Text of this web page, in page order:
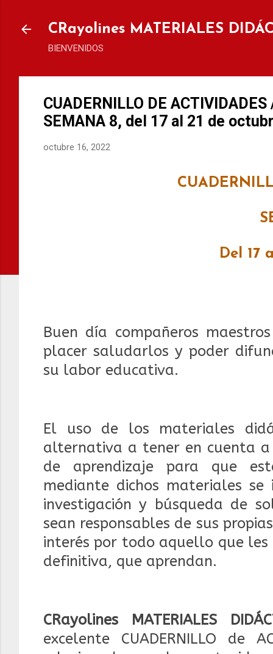
CRayolines MATERIALES
BIENVENIDOS
CUADERNILLO DE
SEMANA 8, del 17 al 21 de
octubre 16, 2022
Del 17
Buen día compañeros
placer saludarlos y poder
su labor educativa.
El uso de los materiales
alternativa a tener en cuenta
de aprendizaje para que
mediante dichos materiales
investigación y búsqueda de
sean responsables de sus
interés por todo aquello que
definitiva, que aprendan.
CRayolines MATERIALES
excelente CUADERNILLO de